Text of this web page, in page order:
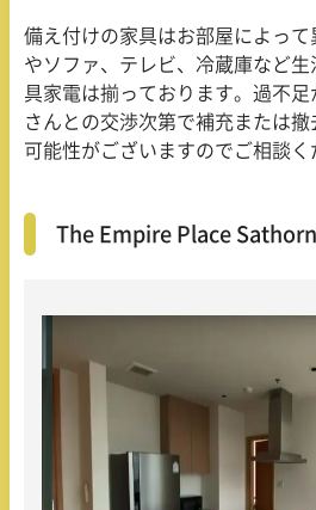
備え付けの家具はお部屋によって
やソファ、テレビ、冷蔵庫など
具家電は揃っております。過不
さんとの交渉次第で補充または
可能性がございますのでご相談く
The Empire Place